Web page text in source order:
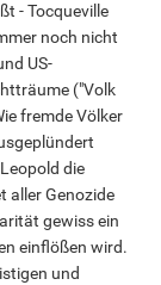
- Tocqueville
noch nicht
US-
("Volk
fremde Völker
die
aller Genozide
gewiss ein
einflößen wird.
und